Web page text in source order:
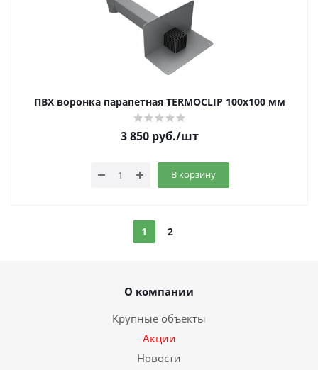
ПВХ воронка парапетная TERMOCLIP 100х100 мм
3 850 руб./шт
В корзину
1 2
О компании
Крупные объекты
Акции
Новости